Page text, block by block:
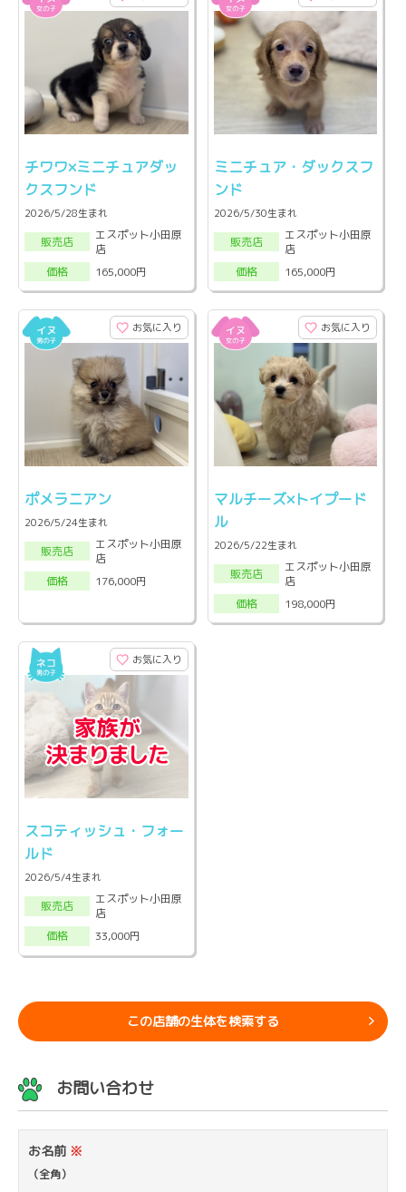
チワワ×ミニチュアダッ
クスフンド
2026/5/28生まれ
販売店
エスポット小田原
店
価格
165,000円
ミニチュア・ダックスフ
ンド
2026/5/30生まれ
販売店
エスポット小田原
店
価格
165,000円
お気に入り
ポメラニアン
2026/5/24生まれ
販売店
エスポット小田原
店
価格
176,000円
お気に入り
マルチーズ×トイプード
ル
2026/5/22生まれ
販売店
エスポット小田原
店
価格
198,000円
お気に入り
スコティッシュ・フォー
ルド
2026/5/4生まれ
販売店
エスポット小田原
店
価格
33,000円
この店舗の生体を検索する
お問い合わせ
お名前 ※
（全角）